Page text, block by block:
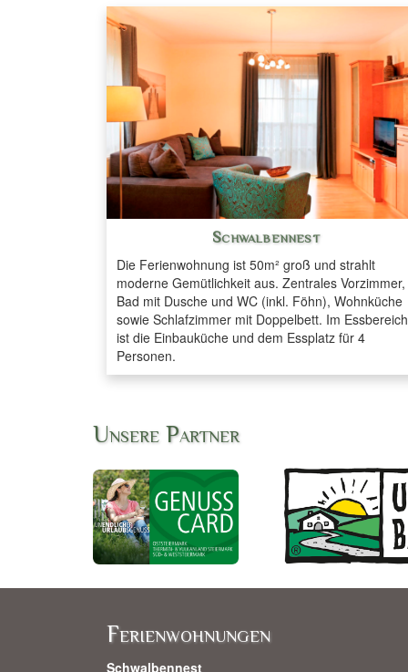
Schwalbennest
Die Ferienwohnung ist 50m² groß und strahlt
moderne Gemütlichkeit aus. Zentrales Vorzimmer,
Bad mit Dusche und WC (inkl. Föhn), Wohnküche
sowie Schlafzimmer mit Doppelbett. Im Essbereich
ist die Einbauküche und dem Essplatz für 4
Personen.
Unsere Partner
Ferienwohnungen
Schwalbennest